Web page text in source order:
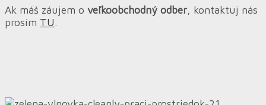
Ak máš záujem o veľkoobchodný odber, kontaktuj nás
prosím TU.